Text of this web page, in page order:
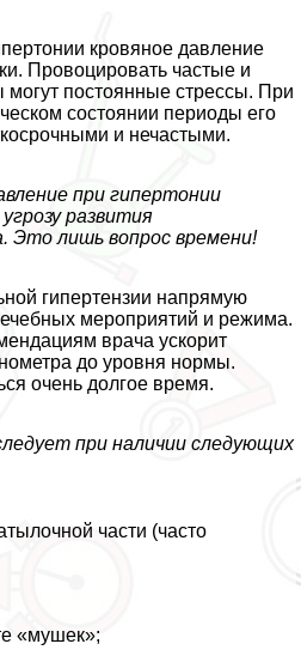
кровяное давление
Провоцировать частые и
постоянные стрессы. При
состоянии периоды его
и нечастыми.
при гипертонии
развития
Это лишь вопрос времени!
гипертензии напрямую
мероприятий и режима.
врача ускорит
до уровня нормы.
очень долгое время.
при наличии следующих
части (часто
«мушек»;